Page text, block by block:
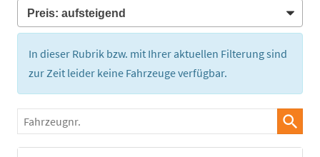
In dieser Rubrik bzw. mit Ihrer aktuellen Filterung sind
zur Zeit leider keine Fahrzeuge verfügbar.
Fahrzeugnr.